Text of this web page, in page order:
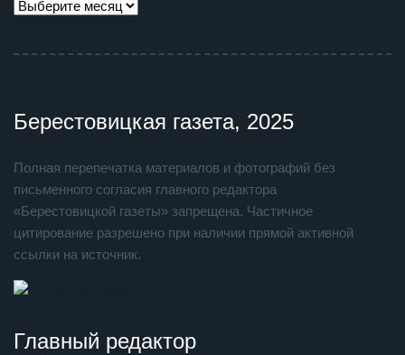
Берестовицкая газета, 2025
Полная перепечатка материалов и фотографий без
письменного согласия главного редактора
«Берестовицкой газеты» запрещена. Частичное
цитирование разрешено при наличии прямой активной
ссылки на источник.
Главный редактор